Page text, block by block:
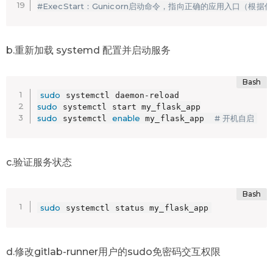
#ExecStart：Gunicorn启动命令，指向正确的应用入口（根
b.重新加载 systemd 配置并启动服务
sudo
sudo
sudo systemctl enable my_flask_app # 开机自启
c.验证服务状态
sudo systemctl status my_flask_app
d.修改gitlab-runner用户的sudo免密码交互权限